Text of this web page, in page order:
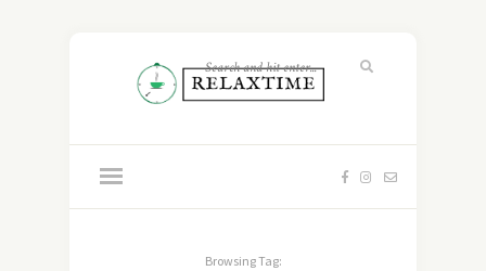
Browsing Tag: